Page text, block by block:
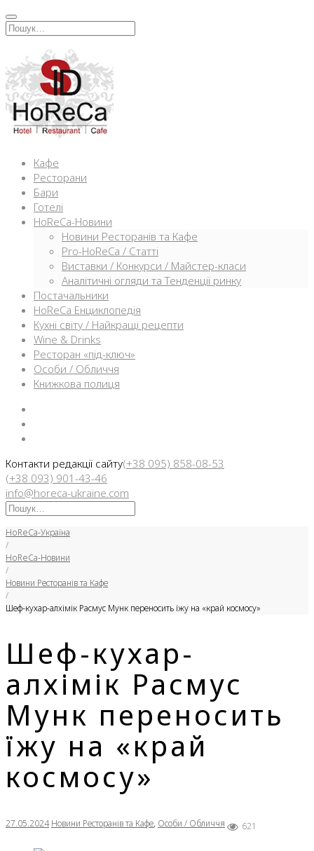
Перейти
кИскать:
Кафе
Ресторани
Бари
Готелі
HoReCa-Новини
Новини Ресторанів та Кафе
Pro-HoReCa / Статті
Виставки / Конкурси / Майстер-класи
Аналітичні огляди та Тенденції ринку
Постачальники
HoReCa Енциклопедія
Кухні світу / Найкращі рецепти
Wine & Drinks
Ресторан «під-ключ»
Особи / Обличчя
Книжкова полиця
Контакти редакції сайту(+38 095) 858-08-53
(+38 093) 901-43-46
info@horeca-ukraine.com
Искать:
HoReCa-Україна
/
HoReCa-Новини
/
Новини Ресторанів та Кафе
/
Шеф-кухар-алхімік Расмус Мунк переносить їжу на «край космосу»
Шеф-кухар-
алхімік Расмус
Мунк переносить
їжу на «край
космосу»
27.05.2024 Новини Ресторанів та Кафе, Особи / Обличчя 621